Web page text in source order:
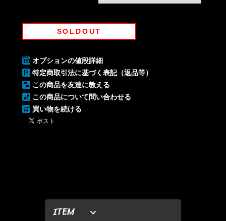
ITEM
SOLDOUT
オプションの値段詳細
特定商取引法に基づく表記（返品等）
この商品を友達に教える
この商品について問い合わせる
買い物を続ける